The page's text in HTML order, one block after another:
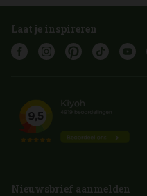
Laat je inspireren
Nieuwsbrief aanmelden